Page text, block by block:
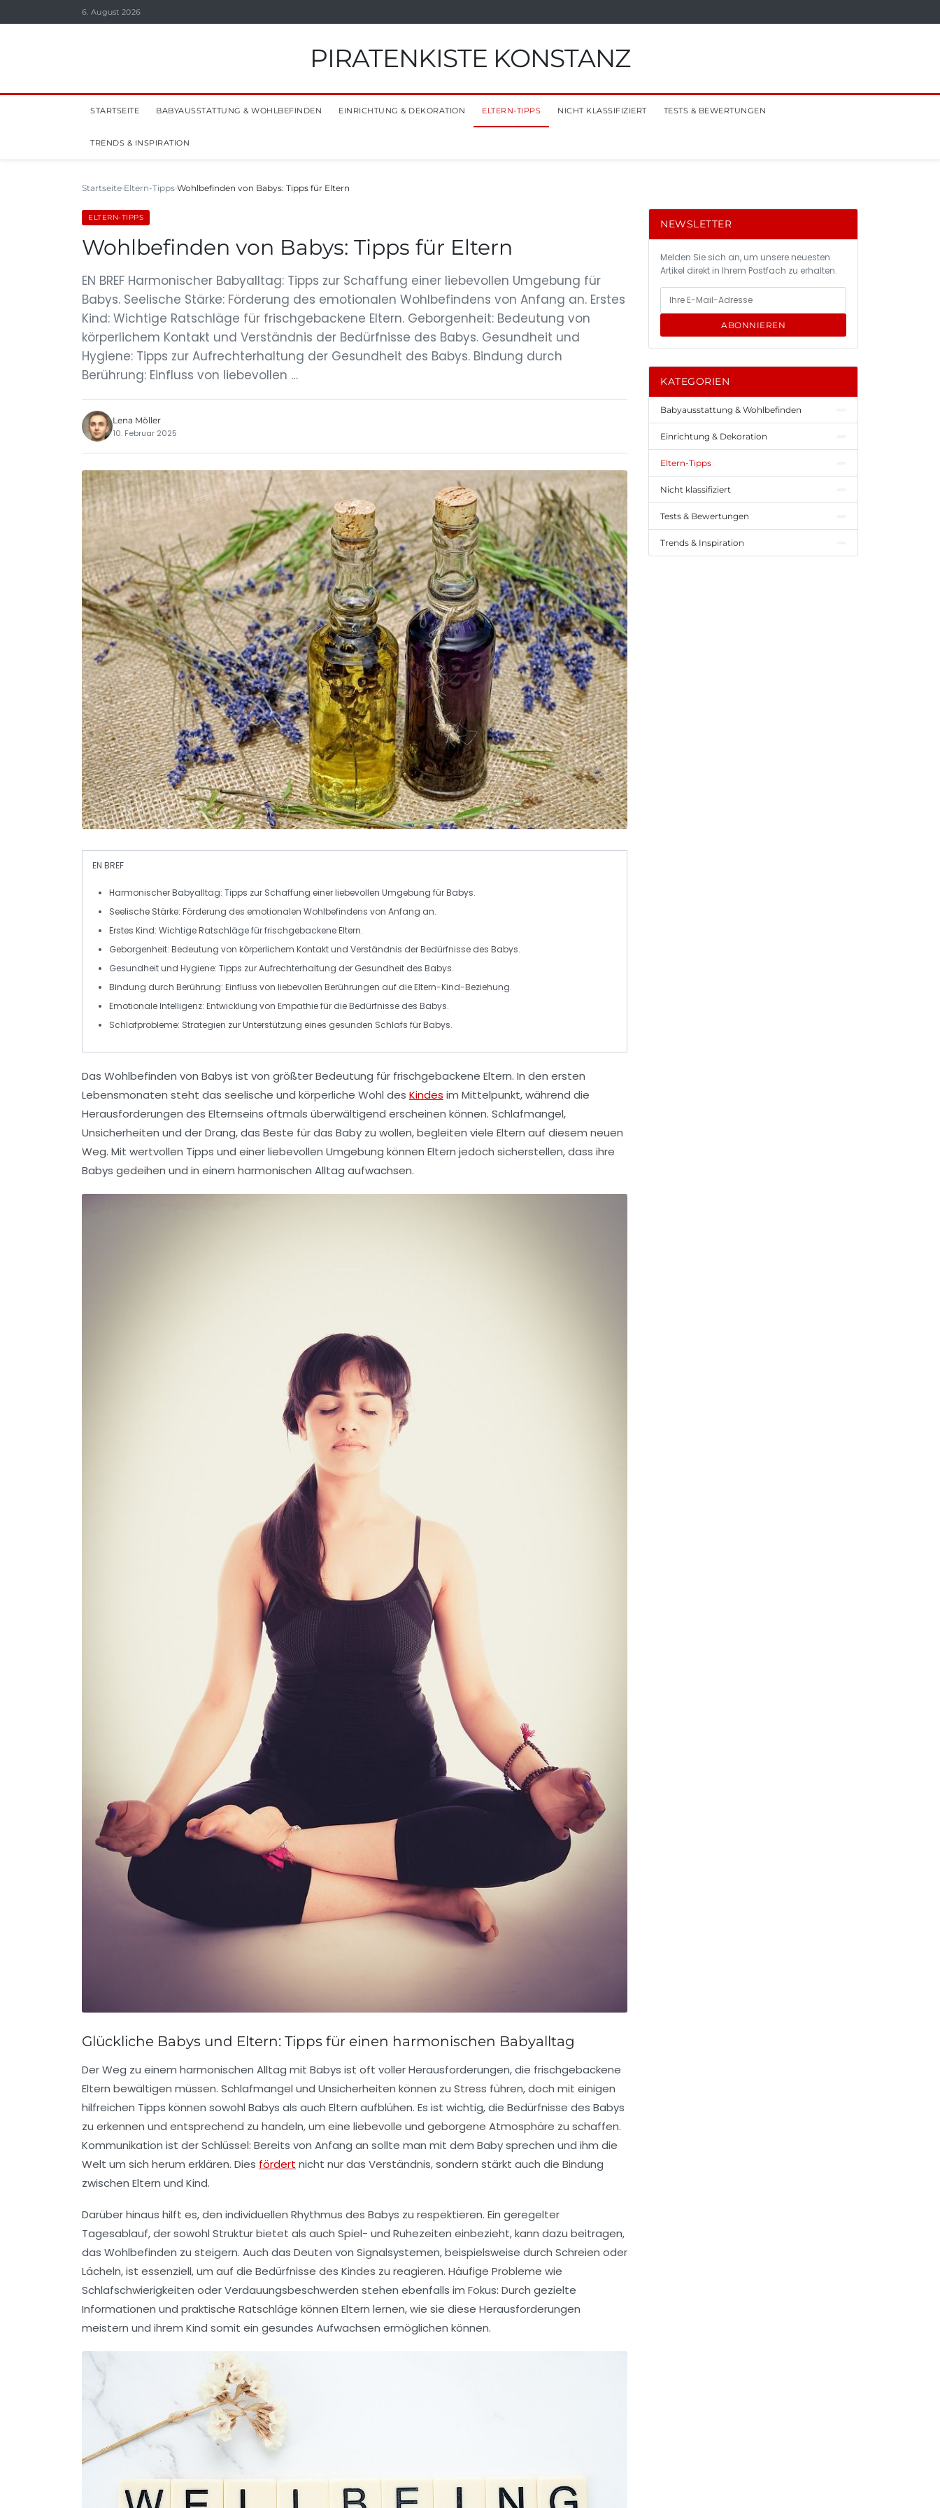
6. August 2026
PIRATENKISTE KONSTANZ
STARTSEITE BABYAUSSTATTUNG & WOHLBEFINDEN EINRICHTUNG & DEKORATION ELTERN-TIPPS NICHT KLASSIFIZIERT TESTS & BEWERTUNGEN
TRENDS & INSPIRATION
Startseite Eltern-Tipps Wohlbefinden von Babys: Tipps für Eltern
ELTERN-TIPPS
Wohlbefinden von Babys: Tipps für Eltern
EN BREF Harmonischer Babyalltag: Tipps zur Schaffung einer liebevollen Umgebung für
Babys. Seelische Stärke: Förderung des emotionalen Wohlbefindens von Anfang an. Erstes
Kind: Wichtige Ratschläge für frischgebackene Eltern. Geborgenheit: Bedeutung von
körperlichem Kontakt und Verständnis der Bedürfnisse des Babys. Gesundheit und
Hygiene: Tipps zur Aufrechterhaltung der Gesundheit des Babys. Bindung durch
Berührung: Einfluss von liebevollen …
Lena Möller
10. Februar 2025
EN BREF
Harmonischer Babyalltag: Tipps zur Schaffung einer liebevollen Umgebung für Babys.
Seelische Stärke: Förderung des emotionalen Wohlbefindens von Anfang an.
Erstes Kind: Wichtige Ratschläge für frischgebackene Eltern.
Geborgenheit: Bedeutung von körperlichem Kontakt und Verständnis der Bedürfnisse des Babys.
Gesundheit und Hygiene: Tipps zur Aufrechterhaltung der Gesundheit des Babys.
Bindung durch Berührung: Einfluss von liebevollen Berührungen auf die Eltern-Kind-Beziehung.
Emotionale Intelligenz: Entwicklung von Empathie für die Bedürfnisse des Babys.
Schlafprobleme: Strategien zur Unterstützung eines gesunden Schlafs für Babys.
Das Wohlbefinden von Babys ist von größter Bedeutung für frischgebackene Eltern. In den ersten
Lebensmonaten steht das seelische und körperliche Wohl des Kindes im Mittelpunkt, während die
Herausforderungen des Elternseins oftmals überwältigend erscheinen können. Schlafmangel,
Unsicherheiten und der Drang, das Beste für das Baby zu wollen, begleiten viele Eltern auf diesem neuen
Weg. Mit wertvollen Tipps und einerliebevollen Umgebung können Eltern jedoch sicherstellen, dass ihre
Babys gedeihen und in einem harmonischen Alltag aufwachsen.
Glückliche Babys und Eltern: Tipps für einen harmonischen Babyalltag
Der Weg zu einem harmonischen Alltag mit Babys ist oft voller Herausforderungen, die frischgebackene
Eltern bewältigen müssen. Schlafmangel und Unsicherheiten können zu Stress führen, doch mit einigen
hilfreichen Tipps können sowohl Babys als auch Eltern aufblühen. Es ist wichtig, die Bedürfnisse des Babys
zu erkennen und entsprechend zu handeln, um eine liebevolle und geborgene Atmosphäre zu schaffen.
Kommunikation ist der Schlüssel: Bereits von Anfang an sollte man mit dem Baby sprechen und ihm die
Welt um sich herum erklären. Dies fördert nicht nur das Verständnis, sondern stärkt auch die Bindung
zwischen Eltern und Kind.
Darüber hinaus hilft es, den individuellen Rhythmus des Babys zu respektieren. Ein geregelter
Tagesablauf, der sowohl Strukturbietet als auch Spiel- und Ruhezeiten einbezieht, kann dazu beitragen,
das Wohlbefinden zu steigern. Auch das Deuten von Signalsystemen, beispielsweise durch Schreien oder
Lächeln, ist essenziell, um auf die Bedürfnisse des Kindes zu reagieren. Häufige Probleme wie
Schlafschwierigkeiten oder Verdauungsbeschwerden stehen ebenfalls im Fokus: Durch gezielte
Informationen und praktische Ratschläge können Eltern lernen, wie sie diese Herausforderungen
meistern und ihrem Kind somit ein gesundes Aufwachsen ermöglichen können.
NEWSLETTER
Melden Sie sich an, um unsere neuesten
Artikel direkt in Ihrem Postfach zu erhalten.
ABONNIEREN
KATEGORIEN
Babyausstattung & Wohlbefinden
Einrichtung & Dekoration
Eltern-Tipps
Nicht klassifiziert
Tests & Bewertungen
Trends & Inspiration